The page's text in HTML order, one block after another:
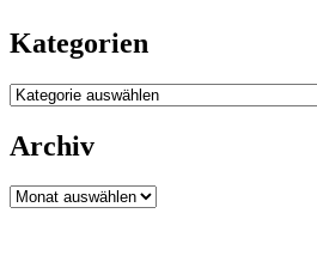
Kategorien
Kategorien
Archiv
Archiv